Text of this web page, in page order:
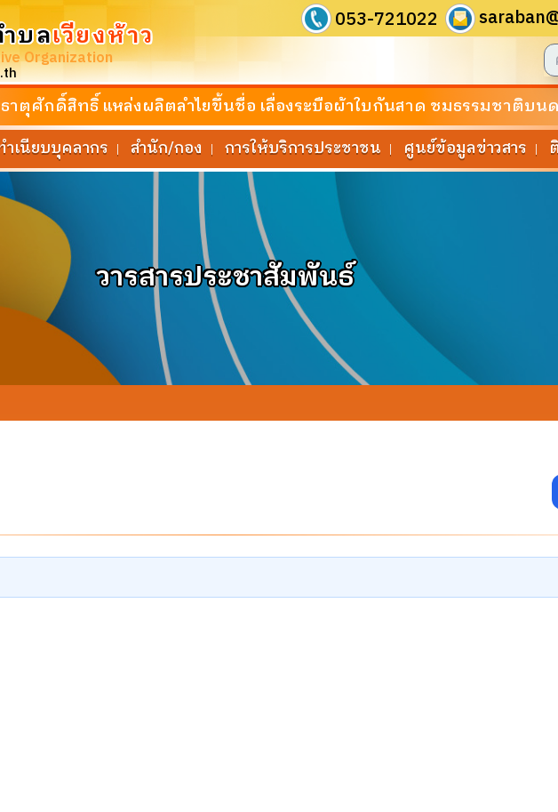
บลเวียงห้าว
Organization
053-721022
ตุศักดิ์สิทธิ์ แหล่งผลิตลำไยขึ้นชื่อ เลื่องระบือผ้าใบกันสาด ชมธรรมชาติบน
ำเนียบบุคลากร | สำนัก/กอง | การให้บริการประชาชน | ศูนย์ข้อมูลข่าวสาร |
วารสารประชาสัมพันธ์